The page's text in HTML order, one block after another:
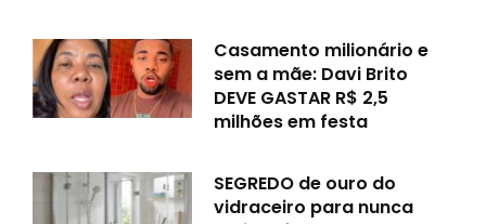
Casamento milionário e
sem a mãe: Davi Brito
DEVE GASTAR R$ 2,5
milhões em festa
SEGREDO de ouro do
vidraceiro para nunca